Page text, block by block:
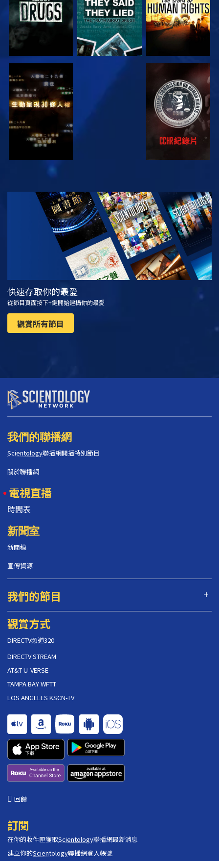
觀看 觀看
觀看 探索系列節目
快速存取你的最愛
從節目頁面按下+鍵開始建構你的最愛
觀賞所有節目
我們的聯播網
Scientology聯播網開播特別節目
關於聯播網
電視直播
時間表
新聞室
新聞稿
宣傳資源
我們的節目
觀賞方式
DIRECTV頻道320
DIRECTV STREAM
AT&T U-VERSE
TAMPA BAY WFTT
LOS ANGELES KSCN-TV
回饋
訂閱
在你的收件匣獲取Scientology聯播網最新消息
建立你的Scientology聯播網登入帳號